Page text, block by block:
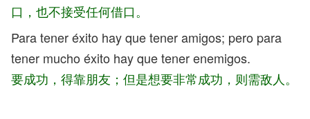
口，也不接受任何借口。
Para tener éxito hay que tener amigos; pero para
tener mucho éxito hay que tener enemigos.
要成功，得靠朋友；但是想要非常成功，则需敌人。